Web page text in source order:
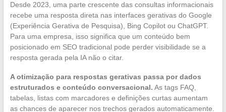
Desde 2023, uma parte crescente das consultas informacionais
recebe uma resposta direta nas interfaces gerativas do Google
(Experiência Gerativa de Pesquisa), Bing Copilot ou ChatGPT.
Para uma empresa, isso significa que um conteúdo bem
posicionado em SEO tradicional pode perder visibilidade se a
resposta gerada pela IA não o citar.
A otimização para respostas gerativas passa por dados
estruturados e conteúdo conversacional. As tags FAQ,
tabelas, listas com marcadores e definições curtas aumentam
as chances de aparecer nos trechos gerados automaticamente.